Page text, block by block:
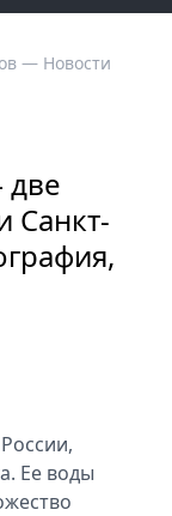
— Новости
две
Санкт-
Ее воды